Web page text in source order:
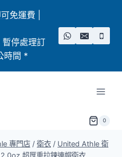
免運費
停處理訂
時間 *
0
專門店 / 衛衣 / United Athle 衛
超厚重拉鍊連帽衛衣